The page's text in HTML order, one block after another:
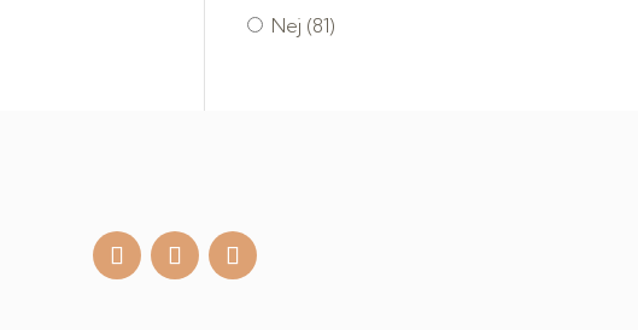
Nej (81)